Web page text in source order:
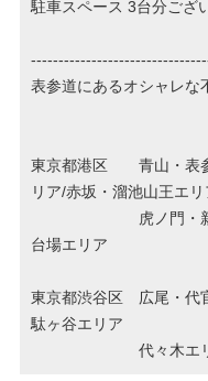
駐車スペース 3台分ござ
表参道にあるオシャレ
東京都港区 青山・表参
リア/赤坂・溜池山王エリ
虎ノ門・新橋エリ
台場エリア
東京都渋谷区 広尾・代
駄ヶ谷エリア
代々木エリア/松